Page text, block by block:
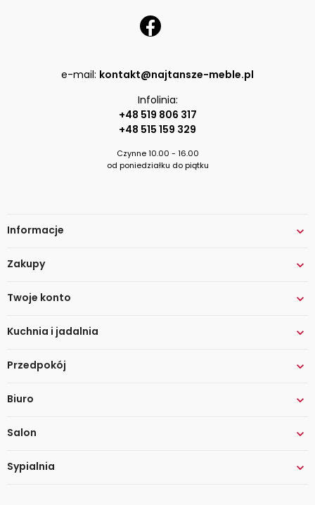
e-mail: kontakt@najtansze-meble.pl
Infolinia:
+48 519 806 317
+48 515 159 329
Czynne 10.00 - 16.00
od poniedziałku do piątku
Informacje 
Zakupy 
Twoje konto 
Kuchnia i jadalnia 
Przedpokój 
Biuro 
Salon 
Sypialnia 